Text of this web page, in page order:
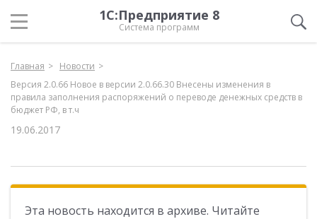
1С:Предприятие 8
Система программ
Главная
Новости
Версия 2.0.66 Новое в версии 2.0.66.30 Внесены изменения в
правила заполнения распоряжений о переводе денежных средств в
бюджет РФ, в т.ч
19.06.2017
Эта новость находится в архиве. Читайте